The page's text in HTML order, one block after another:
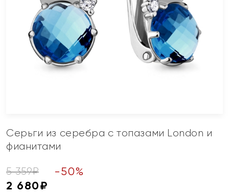
Серьги из серебра с топазами London и
фианитами
5 359₽ -50%
2 680₽